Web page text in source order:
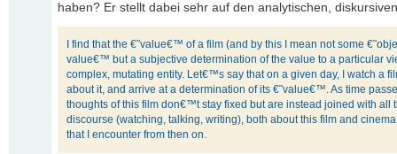
haben? Er stellt dabei sehr auf den analytischen,
I find that the €˜value€™ of a film (and by this I mean not some
value€™ but a subjective determination of the value to a particular
complex, mutating entity. Let€™s say that on a given day, I watch a
about it, and arrive at a determination of its €˜value€™. As time
thoughts of this film don€™t stay fixed but are instead joined with all
discourse (watching, talking, writing), both about this film and
that I encounter from then on.